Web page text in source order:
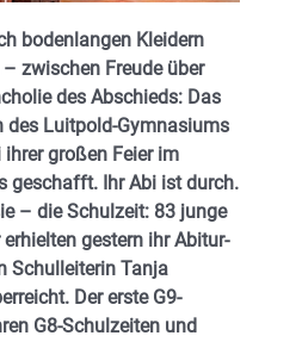
bodenlangen Kleidern
zwischen Freude über
des Abschieds: Das
des Luitpold-Gymnasiums
großen Feier im
geschafft. Ihr Abi ist durch.
– die Schulzeit: 83 junge
gestern ihr Abitur-
Schulleiterin Tanja
Der erste G9-
G8-Schulzeiten und